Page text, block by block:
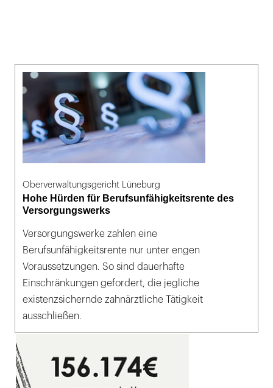
Oberverwaltungsgericht Lüneburg
Hohe Hürden für Berufsunfähigkeitsrente des
Versorgungswerks
Versorgungswerke zahlen eine
Berufsunfähigkeitsrente nur unter engen
Voraussetzungen. So sind dauerhafte
Einschränkungen gefordert, die jegliche
existenzsichernde zahnärztliche Tätigkeit
ausschließen.